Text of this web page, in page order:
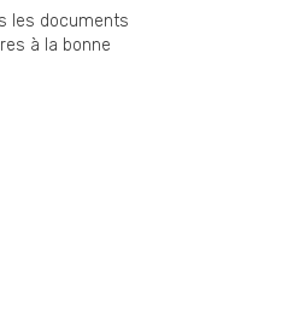
les documents
à la bonne